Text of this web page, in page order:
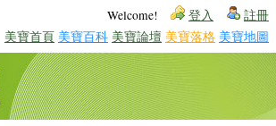
Welcome! 登入 註冊
美寶首頁 美寶百科 美寶論壇 美寶落格 美寶地圖